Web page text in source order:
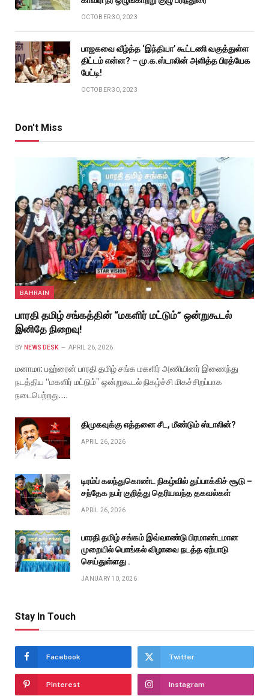
OCTOBER 30, 2023
பாஜகவை வீழ்த்த ‘இந்தியா’ கூட்டணி வகுத்துள்ள
திட்டம் என்ன? – மு.க.ஸ்டாலின் அளித்த பிரத்யேக
பேட்டி!
OCTOBER 30, 2023
Don't Miss
BAHRAIN
பாரதி தமிழ் சங்கத்தின் “மகளிர் மட்டும்” ஒன்றுகூடல்
இனிதே நிறைவு!
BY NEWS DESK APRIL 26, 2026
மனாமா: பஹ்ரைன் பாரதி தமிழ் சங்க மகளிர் அணியினர் இணைந்து
நடத்திய “மகளிர் மட்டும்” ஒன்றுகூடல் நிகழ்ச்சி மிகச்சிறப்பாக
நடைபெற்றது.…
திமுகவுக்கு எத்தனை சீட, மீண்டும் ஸ்டாலின்?
APRIL 26, 2026
டிரம்ப் கலந்துகொண்ட நிகழ்வில் துப்பாக்கிச் சூடு –
சந்தேக நபர் குறித்து தெரியவந்த தகவல்கள்
APRIL 26, 2026
பாரதி தமிழ் சங்கம் இவ்வாண்டு பிரமாண்டமான
முறையில் பொங்கல் விழாவை நடத்த ஏற்பாடு
செய்துள்ளது .
JANUARY 10, 2026
Stay In Touch
Facebook Twitter
Pinterest Instagram